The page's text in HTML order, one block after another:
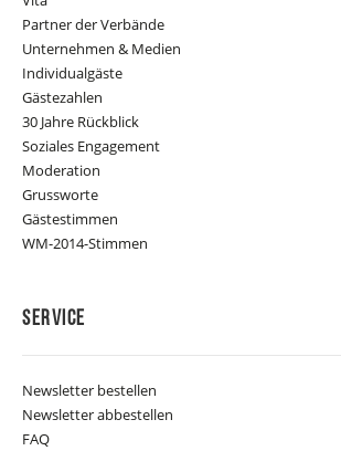
Partner der Verbände
Unternehmen & Medien
Individualgäste
Gästezahlen
30 Jahre Rückblick
Soziales Engagement
Moderation
Grussworte
Gästestimmen
WM-2014-Stimmen
Service
Newsletter bestellen
Newsletter abbestellen
FAQ